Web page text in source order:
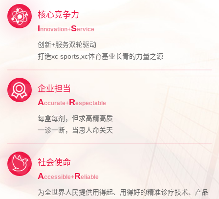
核心竞争力
Innovation+Service
创新+服务双轮驱动
打造xc sports,xc体育基业长青的力量之源
企业担当
Accurate+Respectable
每盒每剂，但求高精高质
一诊一断，当思人命关天
社会使命
Accessible+Reliable
为全世界人民提供用得起、用得好的精准诊疗技术、产品